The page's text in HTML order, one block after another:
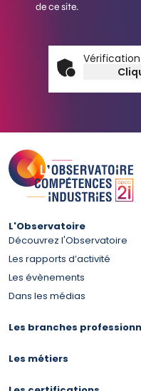
de ce site.
L'Observatoire
Découvrez l'Observatoire
Les rapports d’activité
Les évènements
Dans les médias
Les branches
Les métiers